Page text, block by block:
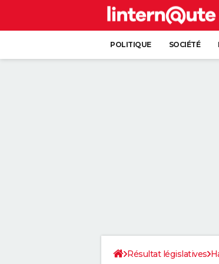
POLITIQUE SOCIÉTÉ
Résultat législatives